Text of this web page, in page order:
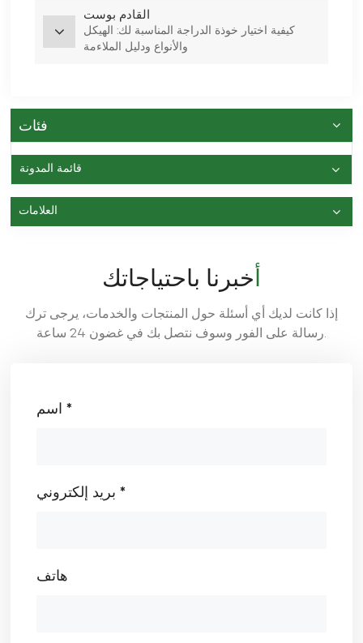
القادم بوست
كيفية اختيار خوذة الدراجة المناسبة لك: الهيكل
والأنواع ودليل الملاءمة
فئات
قائمة المدونة
العلامات
أخبرنا باحتياجاتك
إذا كانت لديك أي أسئلة حول المنتجات والخدمات، يرجى ترك
رسالة على الفور وسوف نتصل بك في غضون 24 ساعة.
اسم *
بريد إلكتروني *
هاتف